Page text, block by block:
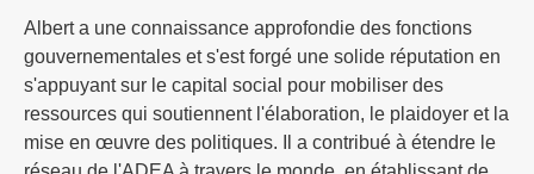
Albert a une connaissance approfondie des fonctions
gouvernementales et s'est forgé une solide réputation en
s'appuyant sur le capital social pour mobiliser des
ressources qui soutiennent l'élaboration, le plaidoyer et la
mise en œuvre des politiques. Il a contribué à étendre le